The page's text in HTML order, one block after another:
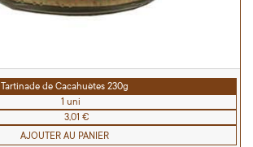
Tartinade de Cacahuètes 230g
1 uni
3,01 €
AJOUTER AU PANIER